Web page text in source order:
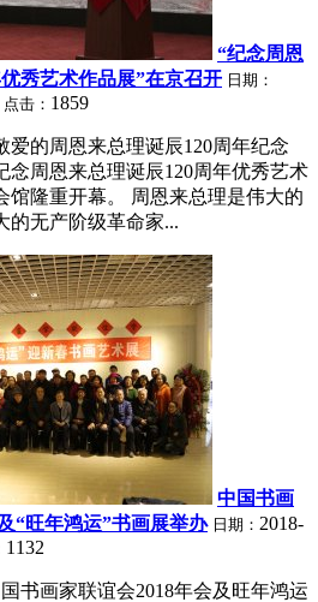
“纪念周恩
秀艺术作品展”在京召开 日期：
点击： 1859
爱的周恩来总理诞辰120周年纪念
念周恩来总理诞辰120周年优秀艺术
馆隆重开幕。 周恩来总理是伟大的
的无产阶级革命家...
中国书画
“旺年鸿运”书画展举办 日期： 2018-
1132
书画家联谊会2018年会及旺年鸿运